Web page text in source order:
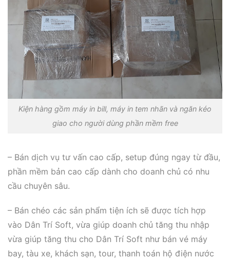
Kiện hàng gồm máy in bill, máy in tem nhãn và ngăn kéo
giao cho người dùng phần mềm free
– Bán dịch vụ tư vấn cao cấp, setup đúng ngay từ đầu,
phần mềm bản cao cấp dành cho doanh chủ có nhu
cầu chuyên sâu.
– Bán chéo các sản phẩm tiện ích sẽ được tích hợp
vào Dân Trí Soft, vừa giúp doanh chủ tăng thu nhập
vừa giúp tăng thu cho Dân Trí Soft như bán vé máy
bay, tàu xe, khách sạn, tour, thanh toán hộ điện nước